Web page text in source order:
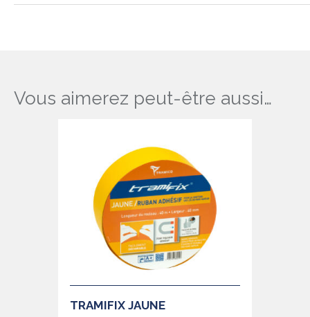
Vous aimerez peut-être aussi…
TRAMIFIX JAUNE